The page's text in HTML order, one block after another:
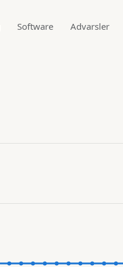
Software Advarsler